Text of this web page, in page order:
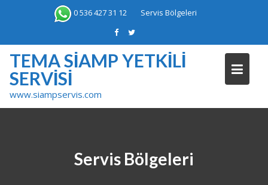
0 536 427 31 12 Servis Bölgeleri
TEMA SIAMP YETKILI
SERVISI
www.siampservis.com
Servis Bölgeleri